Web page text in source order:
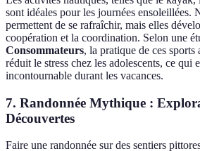
sont idéales pour les journées ensoleillées.
permettent de se rafraîchir, mais elles
coopération et la coordination. Selon une
Consommateurs, la pratique de ces
réduit le stress chez les adolescents, ce qui
incontournable durant les vacances.
7. Randonnée Mythique :
Découvertes
Faire une randonnée sur des sentiers